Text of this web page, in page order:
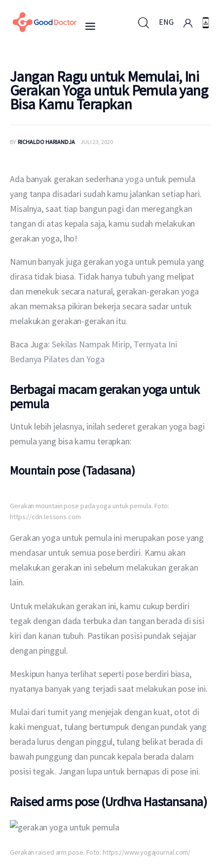
ENG
ENG
Untuk Bisnis
Berita
Layanan
Jangan Ragu untuk Memulai, Ini
Gerakan Yoga untuk Pemula yang
Bisa Kamu Terapkan
BY RICHALDO HARIANDJA JULI 23, 2020
Ada banyak gerakan sederhana yoga untuk pemula
yang tanpa disadari sudah kamu jalankan setiap hari.
Misalnya, saat tiap bangun pagi dan meregangkan
tangan di atas kepala saja, kamu sudah melakukan
gerakan yoga, lho!
Namun banyak juga gerakan yoga untuk pemula yang
dirasa tidak biasa. Tidak hanya tubuh yang melipat
dan menekuk secara natural, gerakan-gerakan yoga
akan memaksa pikiran bekerja secara sadar untuk
melakukan gerakan-gerakan itu.
Baca Juga: Sekilas Nampak Mirip, Ternyata Ini
Bedanya Pilates dan Yoga
Berbagai macam gerakan yoga untuk
pemula
Untuk lebih jelasnya, inilah sederet gerakan yoga bagi
pemula yang bisa kamu terapkan:
Mountain pose (Tadasana)
Gerakan mountain pose pada yoga untuk pemula. Foto:
https://cdn.lessons.com
Gerakan yoga untuk pemula ini merupakan pose yang
mendasar untuk semua pose berdiri. Kamu akan
melakukan gerakan ini sebelum melakukan gerakan
lain.
Untuk melakukan gerakan ini, kamu cukup berdiri
tegak dengan dada terbuka dan tangan berada di sisi
kiri dan kanan tubuh. Pastikan posisi pundak sejajar
dengan pinggul.
Meskipun hanya terlihat seperti pose berdiri biasa,
nyatanya banyak yang terjadi saat melakukan pose ini.
Mulai dari tumit yang menjejak dengan kuat, otot di
kaki menguat, tulang bertumpuk dengan pundak yang
berada lurus dengan pinggul, tulang belikat berada di
bawah punggung dan puncak kepala berada dalam
posisi tegak. Jangan lupa untuk bernapas di pose ini.
Raised arms pose (Urdhva Hastansana)
Gerakan raised arm pose. Foto: https://www.yogajournal.com/